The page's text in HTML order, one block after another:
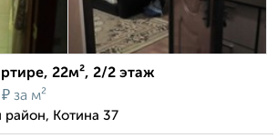
22м², 2/2 этаж
₽ за м²
район, Котина 37